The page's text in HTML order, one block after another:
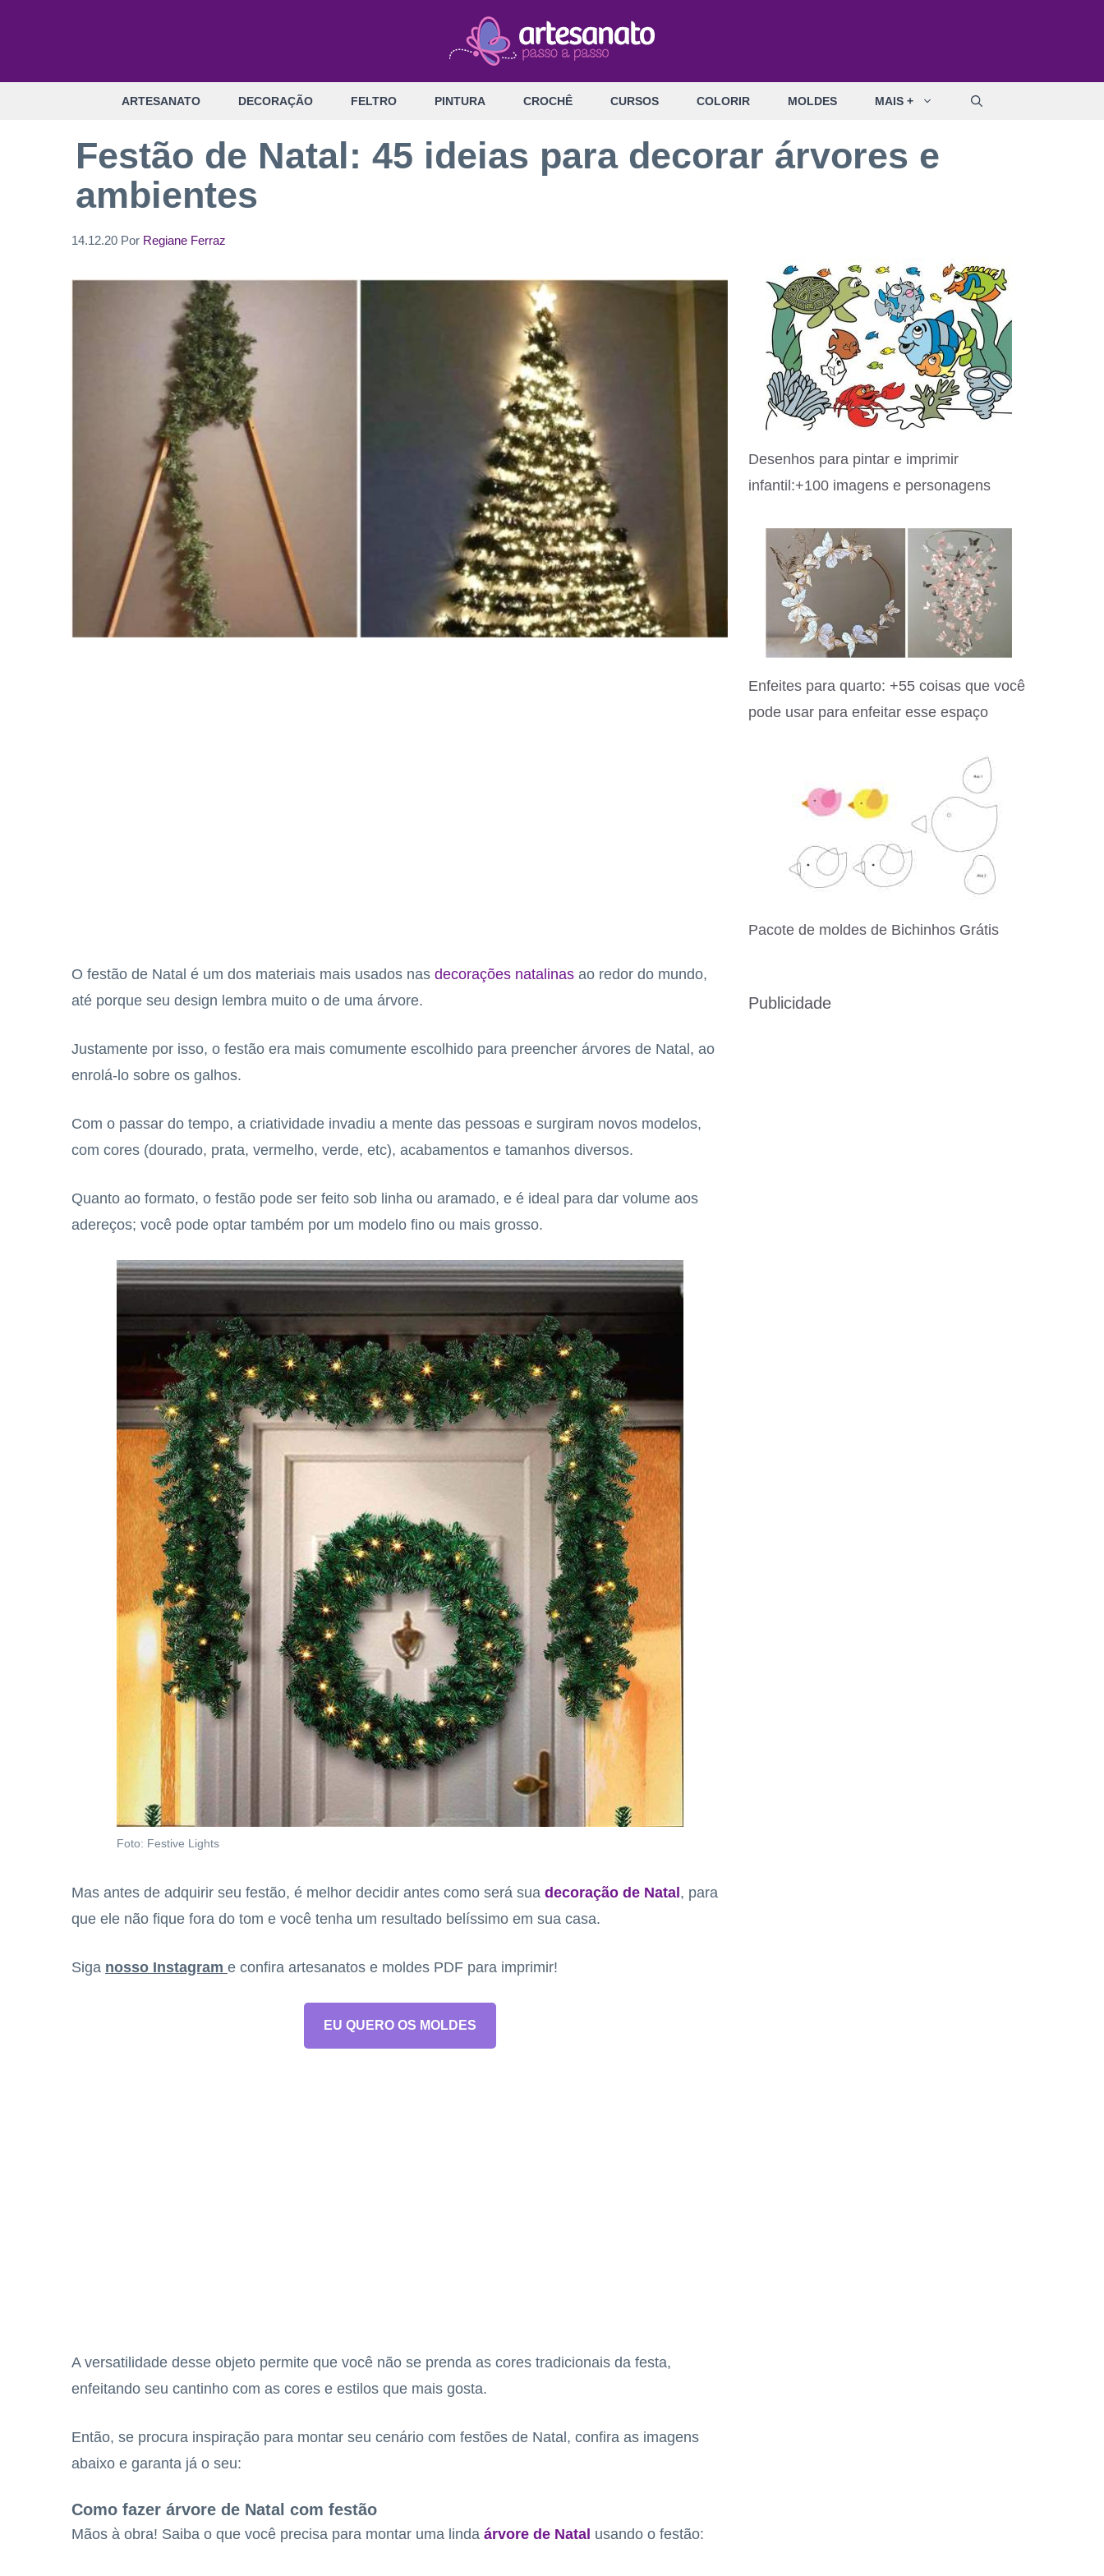
ARTESANATO DECORAÇÃO FELTRO PINTURA CROCHÊ CURSOS COLORIR MOLDES MAIS +
Festão de Natal: 45 ideias para decorar árvores e
ambientes
14.12.20 Por Regiane Ferraz
O festão de Natal é um dos materiais mais usados nas decorações natalinas ao redor do mundo,
até porque seu design lembra muito o de uma árvore.
Justamente por isso, o festão era mais comumente escolhido para preencher árvores de Natal, ao
enrolá-lo sobre os galhos.
Com o passar do tempo, a criatividade invadiu a mente das pessoas e surgiram novos modelos,
com cores (dourado, prata, vermelho, verde, etc), acabamentos e tamanhos diversos.
Quanto ao formato, o festão pode ser feito sob linha ou aramado, e é ideal para dar volume aos
adereços; você pode optar também por um modelo fino ou mais grosso.
Foto: Festive Lights
Mas antes de adquirir seu festão, é melhor decidir antes como será sua decoração de Natal , para
que ele não fique fora do tom e você tenha um resultado belíssimo em sua casa.
Siga nosso Instagram e confira artesanatos e moldes PDF para imprimir!
EU QUERO OS MOLDES
A versatilidade desse objeto permite que você não se prenda as cores tradicionais da festa,
enfeitando seu cantinho com as cores e estilos que mais gosta.
Então, se procura inspiração para montar seu cenário com festões de Natal, confira as imagens
abaixo e garanta já o seu:
Como fazer árvore de Natal com festão
Mãos à obra! Saiba o que você precisa para montar uma linda árvore de Natal usando o festão:
Desenhos para pintar e imprimir
infantil:+100 imagens e personagens
Enfeites para quarto: +55 coisas que você
pode usar para enfeitar esse espaço
Pacote de moldes de Bichinhos Grátis
Publicidade